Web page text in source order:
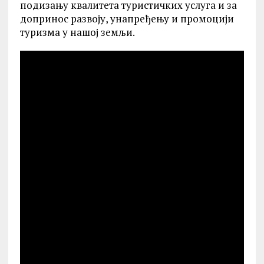
подизању квалитета туристичких услуга и за
допринос развоју, унапређењу и промоцији
туризма у нашој земљи.